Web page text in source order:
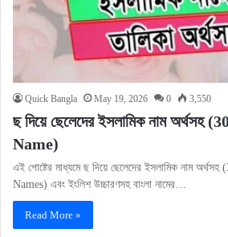
Quick Bangla May 19, 2026 0 3,550
ছ দিয়ে ছেলেদের ইসলামিক নাম অর্থসহ
Name)
এই পোষ্টের মাধ্যমে ছ দিয়ে ছেলেদের ইসলামিক নাম
Names) এবং ইংলিশ উচ্চারণসহ বাংলা নামের…
Read More »